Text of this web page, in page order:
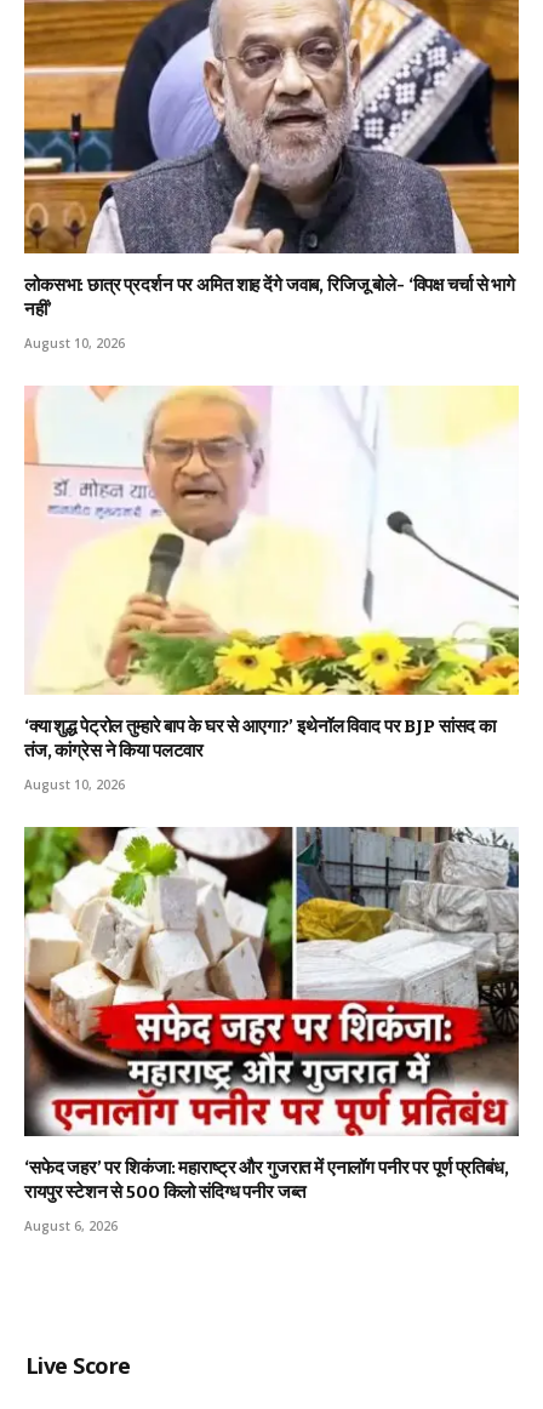
लोकसभा: छात्र प्रदर्शन पर अमित शाह देंगे जवाब, रिजिजू बोले- ‘विपक्ष चर्चा से भागे
नहीं’
August 10, 2026
‘क्या शुद्ध पेट्रोल तुम्हारे बाप के घर से आएगा?’ इथेनॉल विवाद पर BJP सांसद का
तंज, कांग्रेस ने किया पलटवार
August 10, 2026
‘सफेद जहर’ पर शिकंजा: महाराष्ट्र और गुजरात में एनालॉग पनीर पर पूर्ण प्रतिबंध,
रायपुर स्टेशन से 500 किलो संदिग्ध पनीर जब्त
August 6, 2026
Live Score